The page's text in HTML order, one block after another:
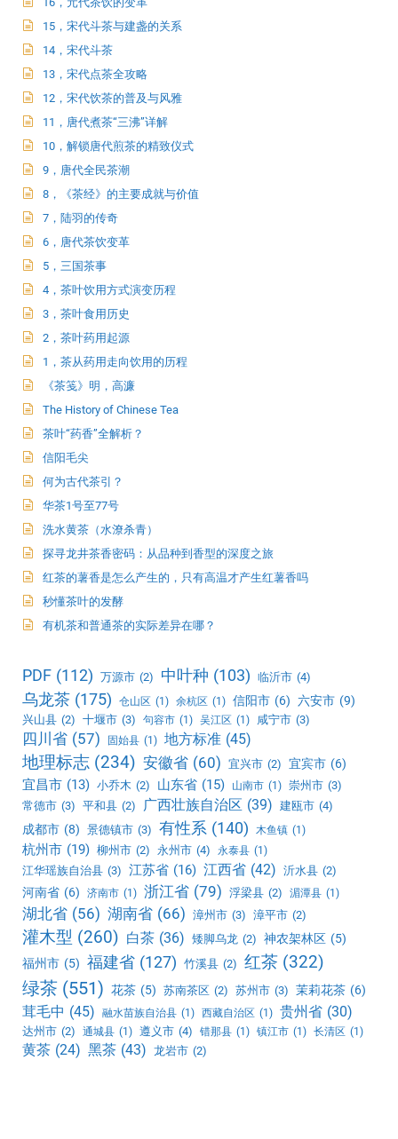
15，宋代斗茶与建盏的关系
14，宋代斗茶
13，宋代点茶全攻略
12，宋代饮茶的普及与风雅
11，唐代煮茶“三沸”详解
10，解锁唐代煎茶的精致仪式
9，唐代全民茶潮
8，《茶经》的主要成就与价值
7，陆羽的传奇
6，唐代茶饮变革
5，三国茶事
4，茶叶饮用方式演变历程
3，茶叶食用历史
2，茶叶药用起源
1，茶从药用走向饮用的历程
《茶笺》明，高濂
The History of Chinese Tea
茶叶“药香”全解析？
信阳毛尖
何为古代茶引？
华茶1号至77号
洗水黄茶（水潦杀青）
探寻龙井茶香密码：从品种到香型的深度之旅
红茶的薯香是怎么产生的，只有高温才产生红薯香吗
秒懂茶叶的发酵
有机茶和普通茶的实际差异在哪？
PDF (112) 万源市 (2) 中叶种 (103) 临沂市 (4)
乌龙茶 (175) 仓山区 (1) 余杭区 (1) 信阳市 (6) 六安市 (9)
兴山县 (2) 十堰市 (3) 句容市 (1) 吴江区 (1) 咸宁市 (3)
四川省 (57) 固始县 (1) 地方标准 (45)
地理标志 (234) 安徽省 (60) 宜兴市 (2) 宜宾市 (6)
宜昌市 (13) 小乔木 (2) 山东省 (15) 山南市 (1) 崇州市 (3)
常德市 (3) 平和县 (2) 广西壮族自治区 (39) 建瓯市 (4)
成都市 (8) 景德镇市 (3) 有性系 (140) 木鱼镇 (1)
杭州市 (19) 柳州市 (2) 永州市 (4) 永泰县 (1)
江华瑶族自治县 (3) 江苏省 (16) 江西省 (42) 沂水县 (2)
河南省 (6) 济南市 (1) 浙江省 (79) 浮梁县 (2) 湄潭县 (1)
湖北省 (56) 湖南省 (66) 漳州市 (3) 漳平市 (2)
灌木型 (260) 白茶 (36) 矮脚乌龙 (2) 神农架林区 (5)
福州市 (5) 福建省 (127) 竹溪县 (2) 红茶 (322)
绿茶 (551) 花茶 (5) 苏南茶区 (2) 苏州市 (3) 茉莉花茶 (6)
茸毛中 (45) 融水苗族自治县 (1) 西藏自治区 (1) 贵州省 (30)
达州市 (2) 通城县 (1) 遵义市 (4) 错那县 (1) 镇江市 (1) 长清区 (1)
黄茶 (24) 黑茶 (43) 龙岩市 (2)